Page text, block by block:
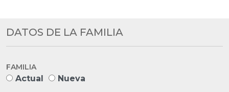
DATOS DE LA FAMILIA
FAMILIA
Actual Nueva